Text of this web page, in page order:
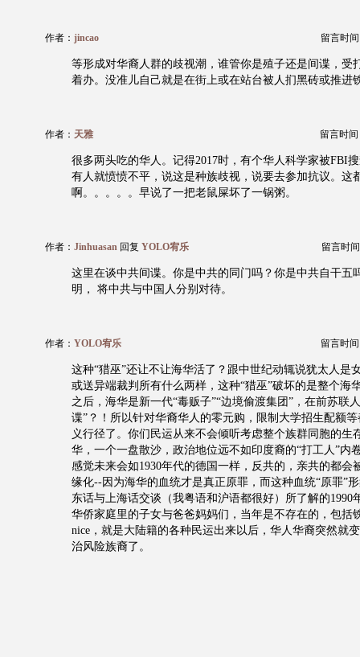
作者： jincao 留言时间
等形成对华裔人群的歧视潮，谁管你是殖子还是间谍，受
着办。没准儿自己就是在街上或在站台被人扪黑砖或推进
作者： 天雅 留言时间
很多两头吃的华人。记得2017时，有个华人科学家被FBI
有人就愤愤不平，说这是种族歧视，说要去参加抗议。这
啊。。。。。早说了一把老鼠屎坏了一锅粥。
作者： Jinhuasan 回复 YOLO宥乐 留言时
这里在谈中共间谍。你是中共的同门吗？你是中共自干五
明， 将中共与中国人分别对待。
作者： YOLO宥乐 留言时间
这种“猎巫”还让不让海华活了？跟中世纪动辄说犹太人是
或送异端裁判所有什么两样，这种“猎巫”破坏的是整个海
之后，海华是新一代“毒贩子”“边境偷渡集团”，在前苏联
谍”？！所以针对华裔华人的零元购，限制大学招生配额
义行径了。你们民运从来不会倾听考虑整个族群同胞的生
华，一个一盘散沙，政治地位远不如印度裔的“打工人”内
感觉未来会如1930年代的德国一样，反共的，亲共的都会
缘化--因为海华的血统才是真正原罪，而这种血统“原罪”
东话与上海话交谈（我粤语和沪语都很好）所了解的1990
华侨家庭里的子女与爸爸妈妈们，当年是不存在的，包括
nice，就是大陆籍的各种民运出来以后，华人华裔突然就
治风险族裔了。